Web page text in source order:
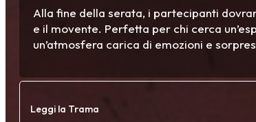
Alla fine della serata, i partecipanti
e il movente. Perfetta per chi cerca
un’atmosfera carica di emozioni e
Leggi la Trama